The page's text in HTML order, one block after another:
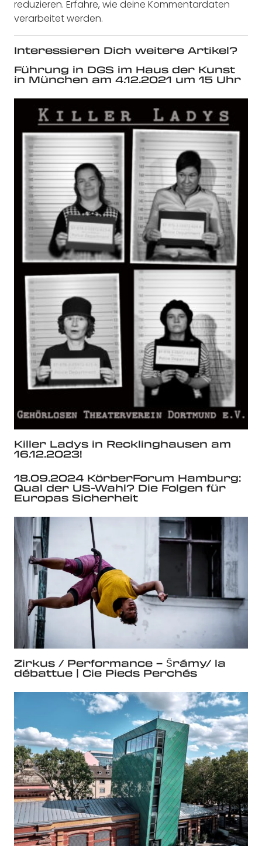
reduzieren. Erfahre, wie deine Kommentardaten
verarbeitet werden.
Interessieren Dich weitere Artikel?
Führung in DGS im Haus der Kunst
in München am 4.12.2021 um 15 Uhr
Killer Ladys in Recklinghausen am
16.12.2023!
18.09.2024 KörberForum Hamburg:
Qual der US-Wahl? Die Folgen für
Europas Sicherheit
Zirkus / Performance – Šrámy/ la
débattue | Cie Pieds Perchés